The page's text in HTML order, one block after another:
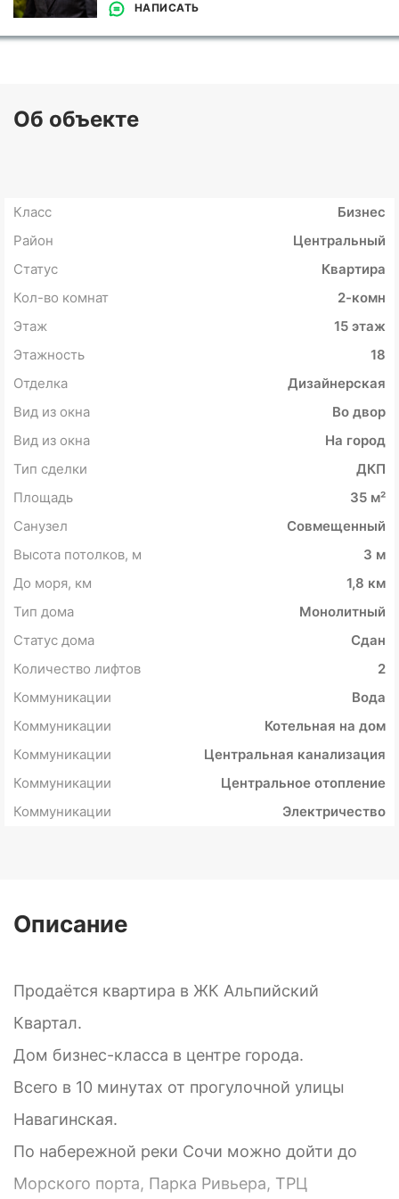
НАПИСАТЬ
Об объекте
Класс
Бизнес
Район
Центральный
Статус
Квартира
Кол-во комнат
2-комн
Этаж
15 этаж
Этажность
18
Отделка
Дизайнерская
Вид из окна
Во двор
Вид из окна
На город
Тип сделки
ДКП
Площадь
35 м²
Санузел
Совмещенный
Высота потолков, м
3 м
До моря, км
1,8 км
Тип дома
Монолитный
Статус дома
Сдан
Количество лифтов
2
Коммуникации
Вода
Коммуникации
Котельная на дом
Коммуникации
Центральная канализация
Коммуникации
Центральное отопление
Коммуникации
Электричество
Описание
Продаётся квартира в ЖК Альпийский
Квартал.
Дом бизнес-класса в центре города.
Всего в 10 минутах от прогулочной улицы
Навагинская.
По набережной реки Сочи можно дойти до
Морского порта, Парка Ривьера, ТРЦ